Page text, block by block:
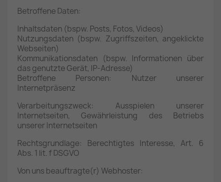
Betroffene Daten:
Inhaltsdaten (bspw. Posts, Fotos, Videos)
Nutzungsdaten (bspw. Zugriffszeiten, angeklickte
Webseiten)
Kommunikationsdaten (bspw. Informationen über
das genutzte Gerät, IP-Adresse)
Betroffene Personen: Nutzer unserer
Internetpräsenz
Verarbeitungszweck: Ausspielen unserer
Internetseiten, Gewährleistung des Betriebs
unserer Internetseiten
Rechtsgrundlage: Berechtigtes Interesse, Art. 6
Abs. 1 lit. f DSGVO
Von uns beauftragte(r) Webhoster: